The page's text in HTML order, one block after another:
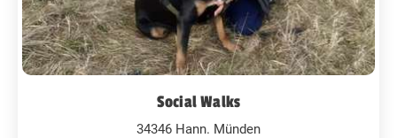
Social Walks
34346 Hann. Münden